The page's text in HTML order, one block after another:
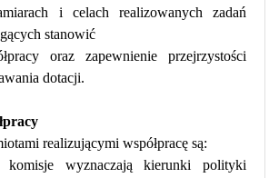
i celach realizowanych zadań
stanowić
oraz zapewnienie przejrzystości
dotacji.
realizującymi współpracę są:
wyznaczają kierunki polityki